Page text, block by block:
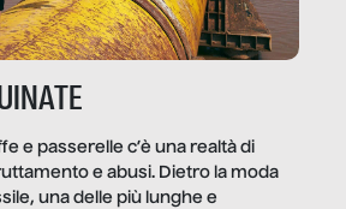
e passerelle c’è una realtà di
e abusi. Dietro la moda
una delle più lunghe e